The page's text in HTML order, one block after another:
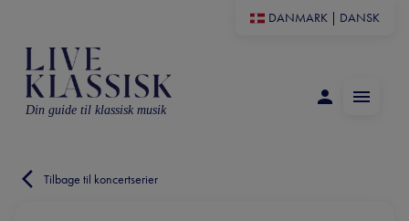
DANMARK DANSK
Din guide til klassisk musik
Tilbage til koncertserier